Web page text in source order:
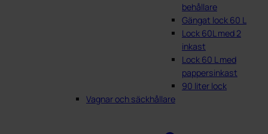
behållare
Gängat lock 60 L
Lock 60L med 2
inkast
Lock 60 L med
pappersinkast
90 liter lock
Vagnar och säckhållare